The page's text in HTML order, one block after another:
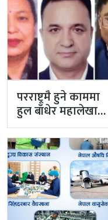
परराष्ट्रमै हुने काममा
हुल बाँधेर महालेखा
नियन्त्रक कार्यालयको
टोली मिसन…